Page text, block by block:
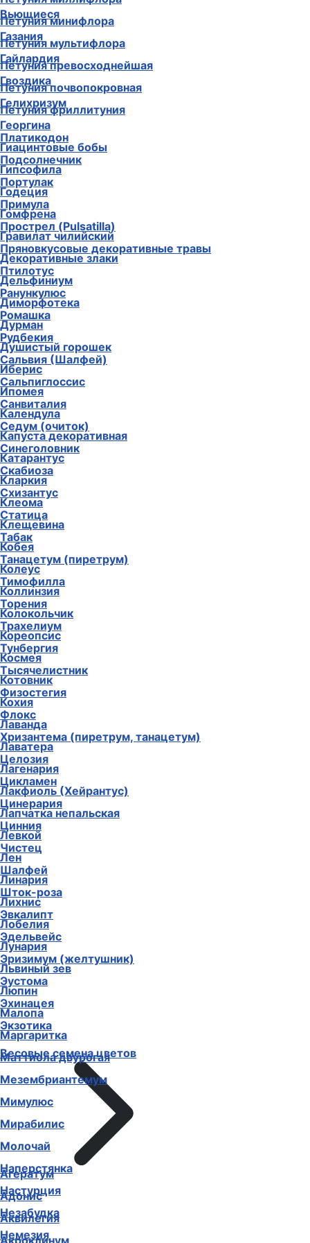
Петуния минифлора
Петуния мультифлора
Петуния превосходнейшая
Петуния почвопокровная
Петуния фриллитуния
Платикодон
Подсолнечник
Портулак
Примула
Прострел (Pulsatilla)
Пряновкусовые декоративные травы
Птилотус
Ранункулюс
Ромашка
Рудбекия
Сальвия (Шалфей)
Сальпиглоссис
Санвиталия
Седум (очиток)
Синеголовник
Скабиоза
Схизантус
Статица
Табак
Танацетум (пиретрум)
Тимофилла
Торения
Трахелиум
Тунбергия
Тысячелистник
Физостегия
Флокс
Хризантема (пиретрум, танацетум)
Целозия
Цикламен
Цинерария
Цинния
Чистец
Шалфей
Шток-роза
Эвкалипт
Эдельвейс
Эризимум (желтушник)
Эустома
Эхинацея
Экзотика
Весовые семена цветов
Агератум
Адонис
Аквилегия
Акроклинум
Вьющиеся
Газания
Гайлардия
Гвоздика
Гелихризум
Георгина
Гиацинтовые бобы
Гипсофила
Годеция
Гомфрена
Гравилат чилийский
Декоративные злаки
Дельфиниум
Диморфотека
Дурман
Душистый горошек
Иберис
Ипомея
Календула
Капуста декоративная
Катарантус
Кларкия
Клеома
Клещевина
Кобея
Колеус
Коллинзия
Колокольчик
Кореопсис
Космея
Котовник
Кохия
Лаванда
Лаватера
Лагенария
Лакфиоль (Хейрантус)
Лапчатка непальская
Левкой
Лен
Линария
Лихнис
Лобелия
Лунария
Львиный зев
Люпин
Малопа
Маргаритка
Маттиола двурогая
Мезембриантемум
Мимулюс
Мирабилис
Молочай
Наперстянка
Настурция
Незабудка
Немезия